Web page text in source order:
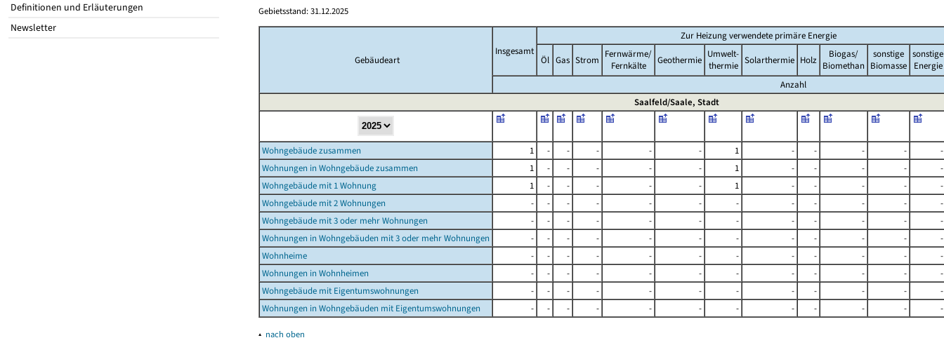
Definitionen und Erläuterungen
Newsletter
Gebietsstand: 31.12.2025
Gebäudeart
Insgesamt
Zur Heizung verwendete primäre Energie
Öl Gas Strom
Fernwärme/
Fernkälte
Geothermie
Umwelt-
thermie Solarthermie Holz
Biogas/
Biomethan
sonstige
Biomasse
sonstige
Energie
Anzahl
Saalfeld/Saale, Stadt
Wohngebäude zusammen 1 - - - - - 1 - - - -
-
Wohnungen in Wohngebäude zusammen
1 - - - - - 1 - - - -
-
Wohngebäude mit 1 Wohnung
1 - - - - - 1 - - - -
-
Wohngebäude mit 2 Wohnungen
- - - - - - - - - - -
-
Wohngebäude mit 3 oder mehr Wohnungen
- - - - - - - - - - -
-
Wohnungen in Wohngebäuden mit 3 oder mehr Wohnungen
- - - - - - - - - - -
-
Wohnheime
- - - - - - - - - - -
-
Wohnungen in Wohnheimen
- - - - - - - - - - -
-
Wohngebäude mit Eigentumswohnungen
- - - - - - - - - - -
-
Wohnungen in Wohngebäuden mit Eigentumswohnungen
- - - - - - - - - - - -
▴ nach oben